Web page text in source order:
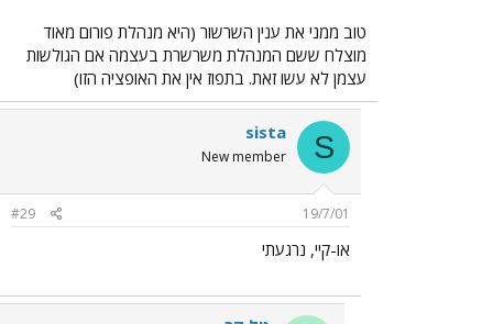
טוב ממני את ענין השרשור (היא מנהלת פורום מאוד
מוצלח ששם המנהלת משרשרת בעצמה אם הגולשות
עצמן לא עשו זאת. בתפוז אין את האופציה הזו)
S
sista
New member
19/7/01
#29
או-קיי, נרגעתי